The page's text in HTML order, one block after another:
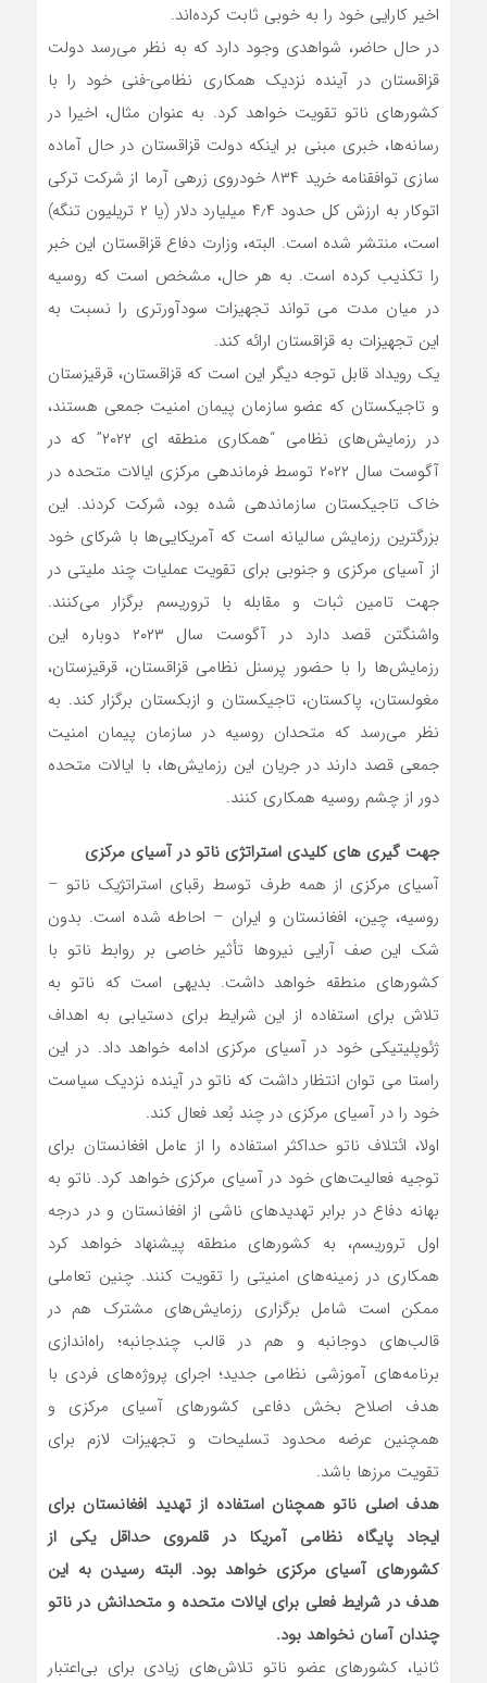
اخیر کارایی خود را به خوبی ثابت کرده‌اند.
در حال حاضر، شواهدی وجود دارد که به نظر می‌رسد دولت
قزاقستان در آینده نزدیک همکاری نظامی-فنی خود را با
کشورهای ناتو تقویت خواهد کرد. به عنوان مثال، اخیرا در
رسانه‌ها، خبری مبنی بر اینکه دولت قزاقستان در حال آماده
سازی توافقنامه خرید ۸۳۴ خودروی زرهی آرما از شرکت ترکی
اتوکار به ارزش کل حدود ۴٫۴ میلیارد دلار (یا ۲ تریلیون تنگه)
است، منتشر شده است. البته، وزارت دفاع قزاقستان این خبر
را تکذیب کرده است. به هر حال، مشخص است که روسیه
در میان مدت می تواند تجهیزات سودآورتری را نسبت به
این تجهیزات به قزاقستان ارائه کند.
یک رویداد قابل توجه دیگر این است که قزاقستان، قرقیزستان
و تاجیکستان که عضو سازمان پیمان امنیت جمعی هستند،
در رزمایش‌های نظامی “همکاری منطقه ای ۲۰۲۲” که در
آگوست سال ۲۰۲۲ توسط فرماندهی مرکزی ایالات متحده در
خاک تاجیکستان سازماندهی شده بود، شرکت کردند. این
بزرگترین رزمایش سالیانه است که آمریکایی‌ها با شرکای خود
از آسیای مرکزی و جنوبی برای تقویت عملیات چند ملیتی در
جهت تامین ثبات و مقابله با تروریسم برگزار می‌کنند.
واشنگتن قصد دارد در آگوست سال ۲۰۲۳ دوباره این
رزمایش‌ها را با حضور پرسنل نظامی قزاقستان، قرقیزستان،
مغولستان، پاکستان، تاجیکستان و ازبکستان برگزار کند. به
نظر می‌رسد که متحدان روسیه در سازمان پیمان امنیت
جمعی قصد دارند در جریان این رزمایش‌ها، با ایالات متحده
دور از چشم روسیه همکاری کنند.
جهت گیری های کلیدی استراتژی ناتو در آسیای مرکزی
آسیای مرکزی از همه طرف توسط رقبای استراتژیک ناتو –
روسیه، چین، افغانستان و ایران – احاطه شده است. بدون
شک این صف آرایی نیروها تأثیر خاصی بر روابط ناتو با
کشورهای منطقه خواهد داشت. بدیهی است که ناتو به
تلاش برای استفاده از این شرایط برای دستیابی به اهداف
ژئوپلیتیکی خود در آسیای مرکزی ادامه خواهد داد. در این
راستا می توان انتظار داشت که ناتو در آینده نزدیک سیاست
خود را در آسیای مرکزی در چند بُعد فعال کند.
اولا، ائتلاف ناتو حداکثر استفاده را از عامل افغانستان برای
توجیه فعالیت‌های خود در آسیای مرکزی خواهد کرد. ناتو به
بهانه دفاع در برابر تهدیدهای ناشی از افغانستان و در درجه
اول تروریسم، به کشورهای منطقه پیشنهاد خواهد کرد
همکاری در زمینه‌های امنیتی را تقویت کنند. چنین تعاملی
ممکن است شامل برگزاری رزمایش‌های مشترک هم در
قالب‌های دوجانبه و هم در قالب چندجانبه؛ راه‌اندازی
برنامه‌های آموزشی نظامی جدید؛ اجرای پروژه‌های فردی با
هدف اصلاح بخش دفاعی کشورهای آسیای مرکزی و
همچنین عرضه محدود تسلیحات و تجهیزات لازم برای
تقویت مرزها باشد.
هدف اصلی ناتو همچنان استفاده از تهدید افغانستان برای
ایجاد پایگاه نظامی آمریکا در قلمروی حداقل یکی از
کشورهای آسیای مرکزی خواهد بود. البته رسیدن به این
هدف در شرایط فعلی برای ایالات متحده و متحدانش در ناتو
چندان آسان نخواهد بود.
ثانیا، کشورهای عضو ناتو تلاش‌های زیادی برای بی‌اعتبار